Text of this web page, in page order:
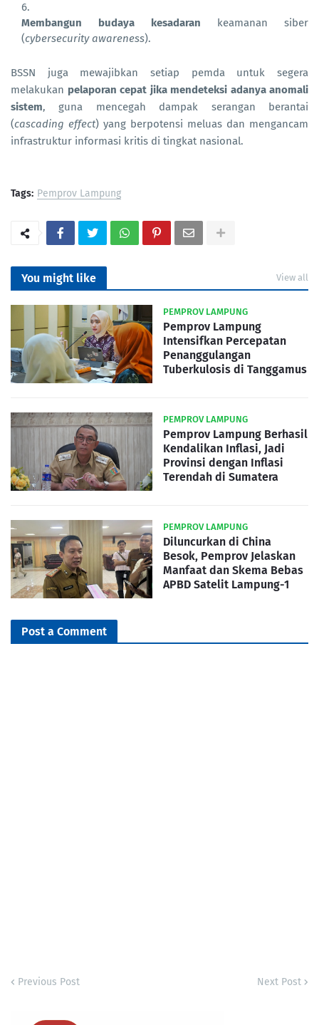
Membangun budaya kesadaran keamanan siber
(cybersecurity awareness).
BSSN juga mewajibkan setiap pemda untuk segera
melakukan pelaporan cepat jika mendeteksi adanya anomali
sistem, guna mencegah dampak serangan berantai
(cascading effect) yang berpotensi meluas dan mengancam
infrastruktur informasi kritis di tingkat nasional.
Tags: Pemprov Lampung
You might like View all
PEMPROV LAMPUNG
Pemprov Lampung
Intensifkan Percepatan
Penanggulangan
Tuberkulosis di Tanggamus
PEMPROV LAMPUNG
Pemprov Lampung Berhasil
Kendalikan Inflasi, Jadi
Provinsi dengan Inflasi
Terendah di Sumatera
PEMPROV LAMPUNG
Diluncurkan di China
Besok, Pemprov Jelaskan
Manfaat dan Skema Bebas
APBD Satelit Lampung-1
Post a Comment
Previous Post Next Post